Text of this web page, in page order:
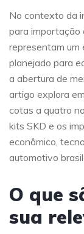
No contexto da
para importação
representam um
planejado para
a abertura de
artigo explora
cotas a quatro
kits SKD e os
econômico,
automotivo
O que
sua